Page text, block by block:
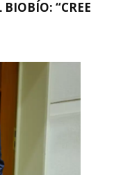
“CREE